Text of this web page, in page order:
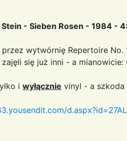
Stein - Sieben Rosen - 1984 -
wytwórnię Repertoire No.
się już inni - a mianowicie:
i wyłącznie vinyl - a szkoda